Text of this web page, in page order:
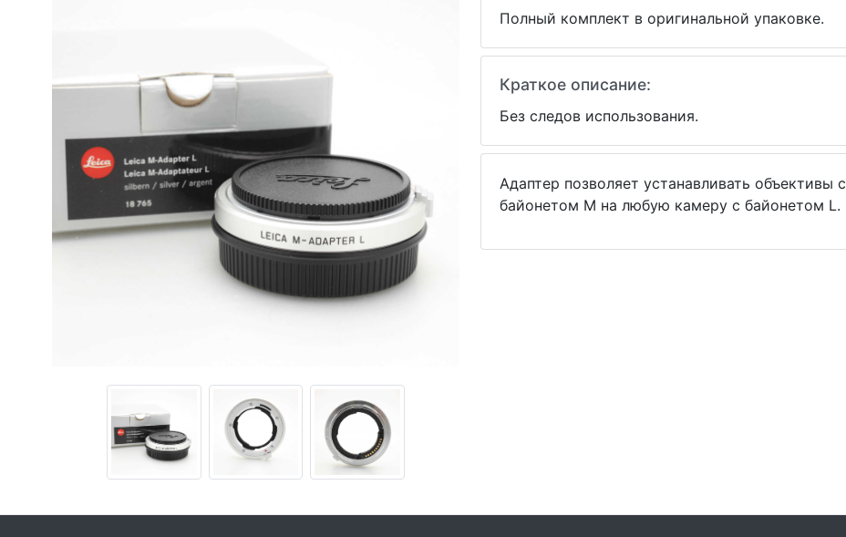
Полный комплект в оригинальной упаковке.
Краткое описание:
Без следов использования.
Адаптер позволяет устанавливать объективы с
байонетом M на любую камеру с байонетом L.